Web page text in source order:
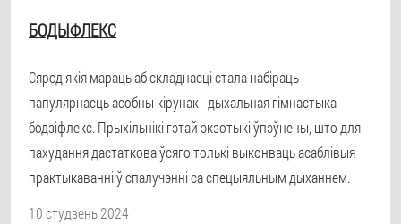
БОДЫФЛЕКС
Сярод якія мараць аб складнасці стала набіраць
папулярнасць асобны кірунак - дыхальная гімнастыка
бодзіфлекс. Прыхільнікі гэтай экзотыкі ўпэўнены, што для
пахудання дастаткова ўсяго толькі выконваць асаблівыя
практыкаванні ў спалучэнні са спецыяльным дыханнем.
10 студзень 2024